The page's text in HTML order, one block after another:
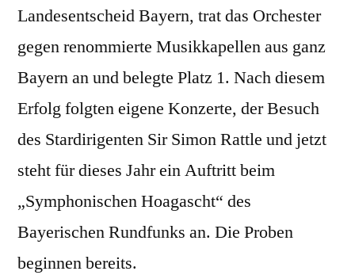
Landesentscheid Bayern, trat das Orchester
gegen renommierte Musikkapellen aus ganz
Bayern an und belegte Platz 1. Nach diesem
Erfolg folgten eigene Konzerte, der Besuch
des Stardirigenten Sir Simon Rattle und jetzt
steht für dieses Jahr ein Auftritt beim
„Symphonischen Hoagascht“ des
Bayerischen Rundfunks an. Die Proben
beginnen bereits.